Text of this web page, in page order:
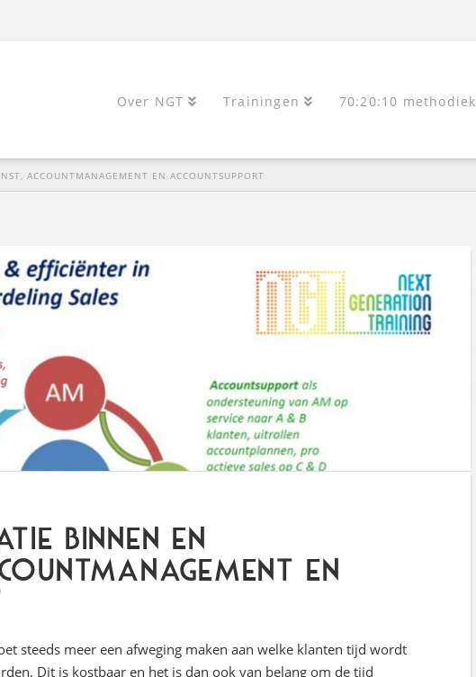
Over NGT Trainingen 70:20:10 methodiek
ACCOUNTMANAGEMENT EN ACCOUNTSUPPORT
binnen en
en
steeds meer een afweging maken aan welke klanten tijd wordt
Dit is kostbaar en het is dan ook van belang om de tijd